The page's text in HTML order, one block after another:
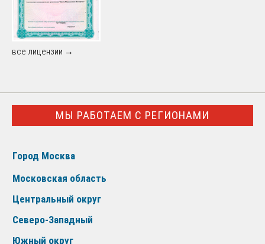
все лицензии →
МЫ РАБОТАЕМ С РЕГИОНАМИ
Город Москва
Московская область
Центральный округ
Северо-Западный
Южный округ